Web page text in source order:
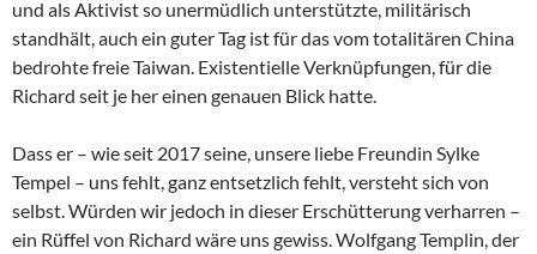
und als Aktivist so unermüdlich unterstützte, militärisch
standhält, auch ein guter Tag ist für das vom totalitären China
bedrohte freie Taiwan. Existentielle Verknüpfungen, für die
Richard seit je her einen genauen Blick hatte.
Dass er – wie seit 2017 seine, unsere liebe Freundin Sylke
Tempel – uns fehlt, ganz entsetzlich fehlt, versteht sich von
selbst. Würden wir jedoch in dieser Erschütterung verharren –
ein Rüffel von Richard wäre uns gewiss. Wolfgang Templin, der